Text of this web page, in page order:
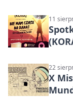
11
22
X